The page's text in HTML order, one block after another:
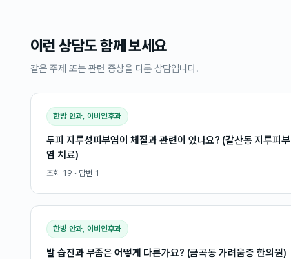
이런 상담도 함께 보세요
같은 주제 또는 관련 증상을 다룬 상담입니다.
한방 안과, 이비인후과
두피 지루성피부염이 체질과 관련이 있나요? (갈산동 지루피부
염 치료)
조회 19 · 답변 1
한방 안과, 이비인후과
발 습진과 무좀은 어떻게 다른가요? (금곡동 가려움증 한의원)